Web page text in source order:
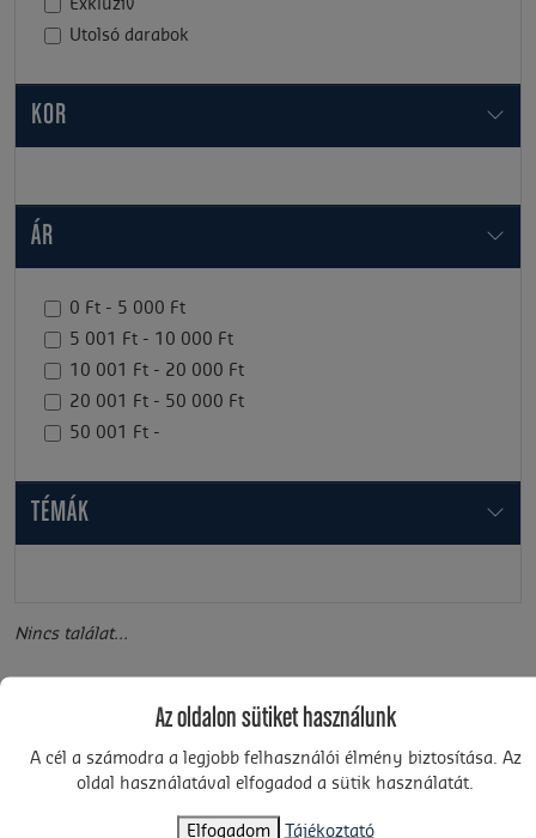
Exkluzív
Utolsó darabok
KOR
ÁR
0 Ft - 5 000 Ft
5 001 Ft - 10 000 Ft
10 001 Ft - 20 000 Ft
20 001 Ft - 50 000 Ft
50 001 Ft -
TÉMÁK
Nincs találat...
Találatok: 0
Az oldalon sütiket használunk
A cél a számodra a legjobb felhasználói élmény biztosítása. Az
oldal használatával elfogadod a sütik használatát.
Elfogadom Tájékoztató